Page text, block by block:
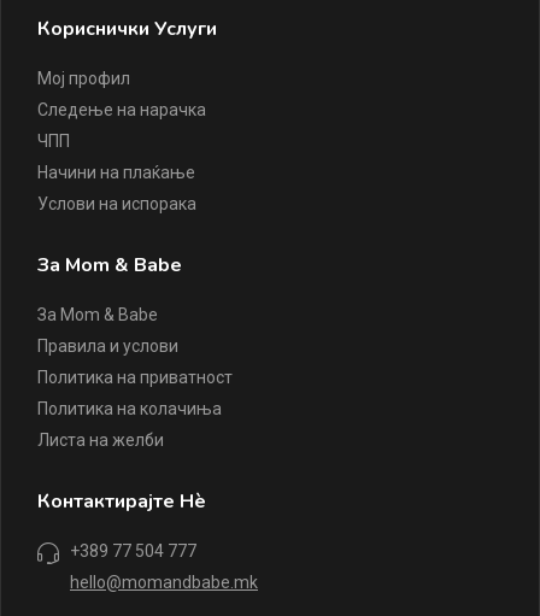
Кориснички Услуги
Мој профил
Следење на нарачка
ЧПП
Начини на плаќање
Услови на испорака
За Mom & Babe
За Mom & Babe
Правила и услови
Политика на приватност
Политика на колачиња
Листа на желби
Контактирајте Нè
+389 77 504 777
hello@momandbabe.mk